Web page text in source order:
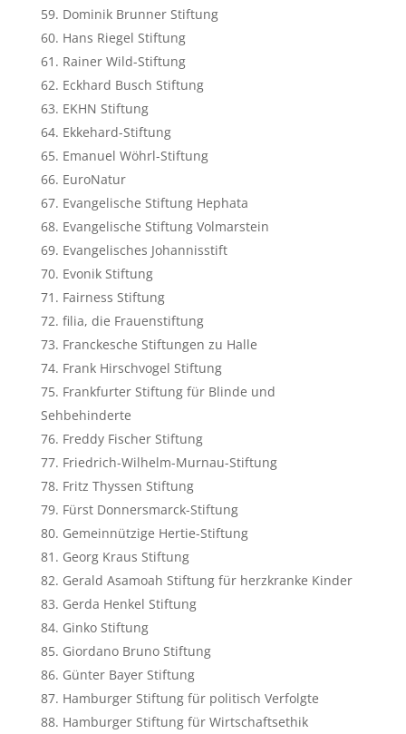
Dominik Brunner Stiftung
Hans Riegel Stiftung
Rainer Wild-Stiftung
Eckhard Busch Stiftung
EKHN Stiftung
Ekkehard-Stiftung
Emanuel Wöhrl-Stiftung
EuroNatur
Evangelische Stiftung Hephata
Evangelische Stiftung Volmarstein
Evangelisches Johannisstift
Evonik Stiftung
Fairness Stiftung
filia, die Frauenstiftung
Franckesche Stiftungen zu Halle
Frank Hirschvogel Stiftung
Frankfurter Stiftung für Blinde und
Sehbehinderte
Freddy Fischer Stiftung
Friedrich-Wilhelm-Murnau-Stiftung
Fritz Thyssen Stiftung
Fürst Donnersmarck-Stiftung
Gemeinnützige Hertie-Stiftung
Georg Kraus Stiftung
Gerald Asamoah Stiftung für herzkranke Kinder
Gerda Henkel Stiftung
Ginko Stiftung
Giordano Bruno Stiftung
Günter Bayer Stiftung
Hamburger Stiftung für politisch Verfolgte
Hamburger Stiftung für Wirtschaftsethik